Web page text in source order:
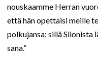
nouskaamme Herran
että hän opettaisi meille
polkujansa; sillä Siionista
sana.”